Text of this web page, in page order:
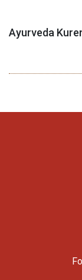
Ayurveda